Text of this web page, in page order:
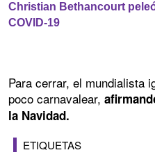
Christian Bethancourt
COVID-19
Para cerrar, el mundialista
poco carnavalear,
la Navidad.
ETIQUETAS